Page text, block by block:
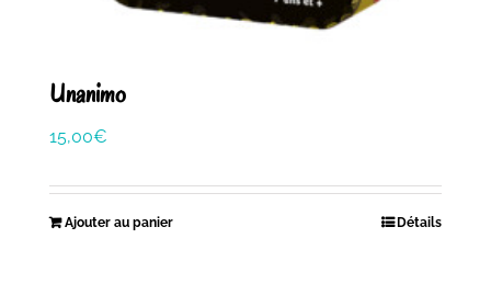
Unanimo
15,00€
Ajouter au panier Détails